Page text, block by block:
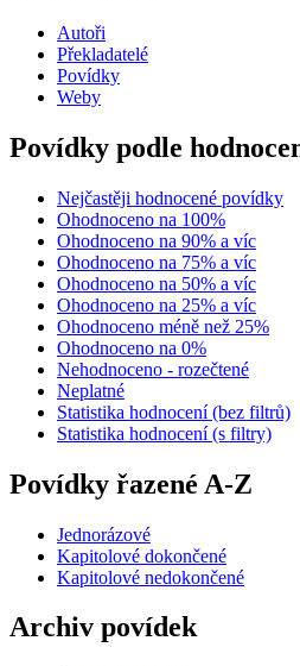
Autoři
Překladatelé
Povídky
Weby
Povídky podle
Nejčastěji hodnocené povídky
Ohodnoceno na 100%
Ohodnoceno na 90% a víc
Ohodnoceno na 75% a víc
Ohodnoceno na 50% a víc
Ohodnoceno na 25% a víc
Ohodnoceno méně než 25%
Ohodnoceno na 0%
Nehodnoceno - rozečtené
Neplatné
Statistika hodnocení (bez filtrů)
Statistika hodnocení (s filtry)
Povídky řazené A-Z
Jednorázové
Kapitolové dokončené
Kapitolové nedokončené
Archiv povídek